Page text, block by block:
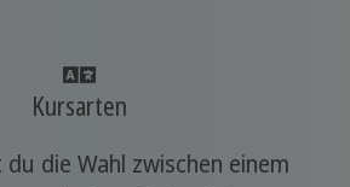
Kursarten
die Wahl zwischen einem